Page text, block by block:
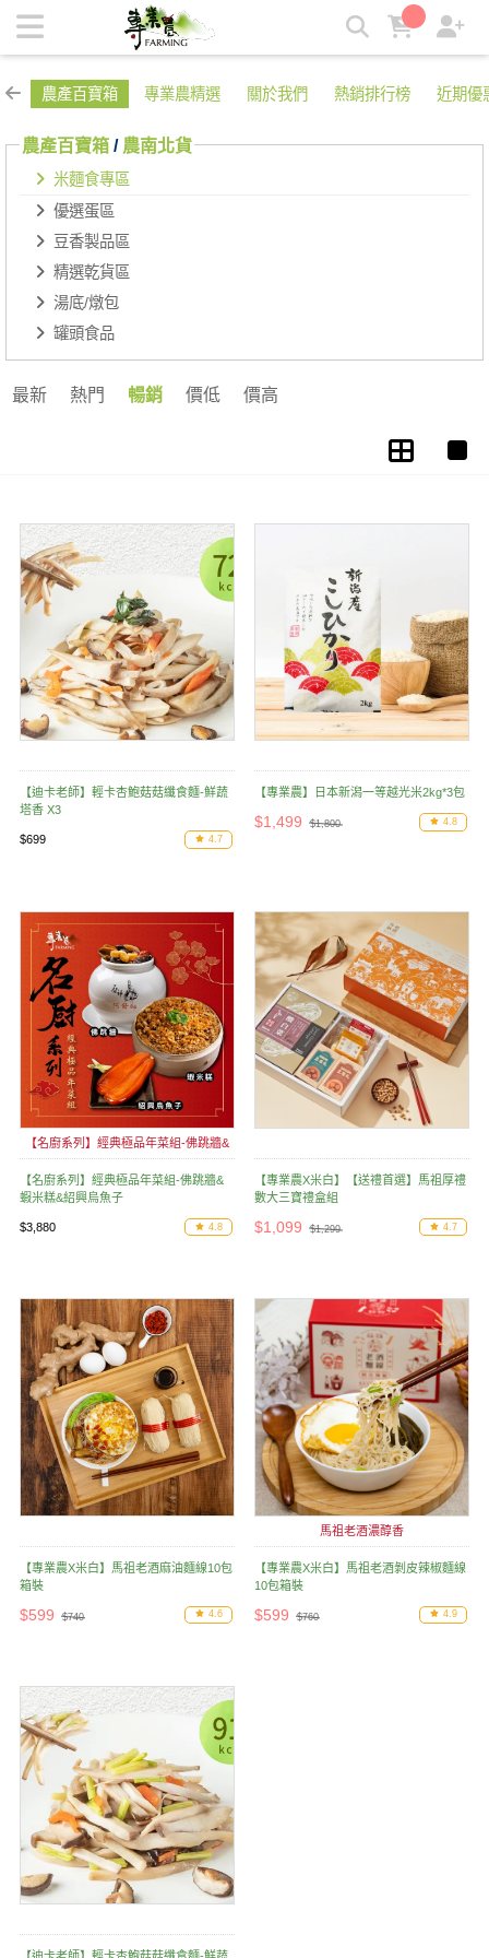
米麵食專區 | 專業農
農產百寶箱 專業農精選 關於我們 熱銷排行榜 近期優
農產百寶箱 / 農南北貨
米麵食專區
優選蛋區
豆香製品區
精選乾貨區
湯底/燉包
罐頭食品
最新 熱門 暢銷 價低 價高
【迪卡老師】輕卡杏鮑菇菇纖食麵-鮮蔬
塔香 X3
$699 4.7
【專業農】日本新潟一等越光米2kg*3包
$1,499 $1,800 4.8
【名廚系列】經典極品年菜組-佛跳牆&
蝦米糕&紹興烏魚子
【名廚系列】經典極品年菜組-佛跳牆&
蝦米糕&紹興烏魚子
$3,880 4.8
【專業農X米白】【送禮首選】馬祖厚禮
數大三寶禮盒組
$1,099 $1,299 4.7
【專業農X米白】馬祖老酒麻油麵線10包
箱裝
$599 $740 4.6
馬祖老酒濃醇香
【專業農X米白】馬祖老酒剝皮辣椒麵線
10包箱裝
$599 $760 4.9
【迪卡老師】輕卡杏鮑菇菇纖食麵-鮮蔬